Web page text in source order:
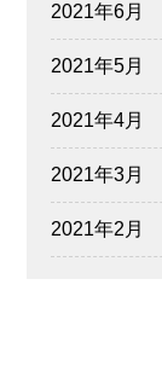
2021年6月
2021年5月
2021年4月
2021年3月
2021年2月